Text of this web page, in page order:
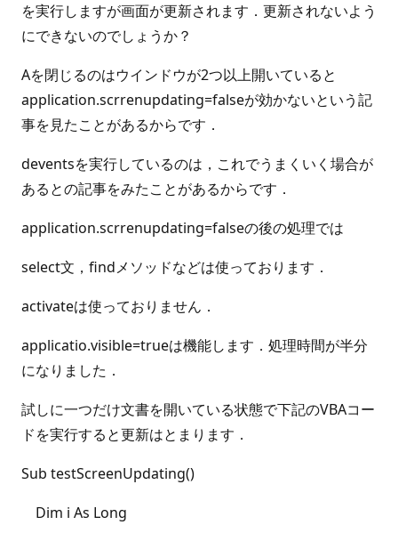
を実行しますが画面が更新されます．更新されないよう
にできないのでしょうか？
Aを閉じるのはウインドウが2つ以上開いていると
application.scrrenupdating=falseが効かないという記
事を見たことがあるからです．
deventsを実行しているのは，これでうまくいく場合が
あるとの記事をみたことがあるからです．
application.scrrenupdating=falseの後の処理では
select文，findメソッドなどは使っております．
activateは使っておりません．
applicatio.visible=trueは機能します．処理時間が半分
になりました．
試しに一つだけ文書を開いている状態で下記のVBAコー
ドを実行すると更新はとまります．
Sub testScreenUpdating()
Dim i As Long